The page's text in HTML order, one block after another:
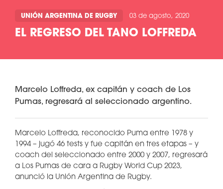
UNIÓN ARGENTINA DE RUGBY 03 de agosto, 2020
EL REGRESO DEL TANO LOFFREDA
Marcelo Loffreda, ex capitán y coach de Los
Pumas, regresará al seleccionado argentino.
Marcelo Loffreda, reconocido Puma entre 1978 y
1994 – jugó 46 tests y fue capitán en tres etapas – y
coach del seleccionado entre 2000 y 2007, regresará
a Los Pumas de cara a Rugby World Cup 2023,
anunció la Unión Argentina de Rugby.